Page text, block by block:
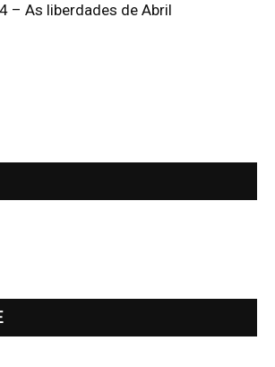
– As liberdades de Abril